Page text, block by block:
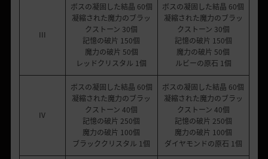
III
ボスの凝固した結晶 60個
凝縮された魔力のブラッ
クストーン 30個
記憶の破片 150個
魔力の破片 50個
レッドクリスタル 1個
ボスの凝固した結晶 60個
凝縮された魔力のブラッ
クストーン 30個
記憶の破片 150個
魔力の破片 50個
ルビーの原石 1個
IV
ボスの凝固した結晶 60個
凝縮された魔力のブラッ
クストーン 40個
記憶の破片 250個
魔力の破片 100個
ブラッククリスタル 1個
ボスの凝固した結晶 60個
凝縮された魔力のブラッ
クストーン 40個
記憶の破片 250個
魔力の破片 100個
ダイヤモンドの原石 1個